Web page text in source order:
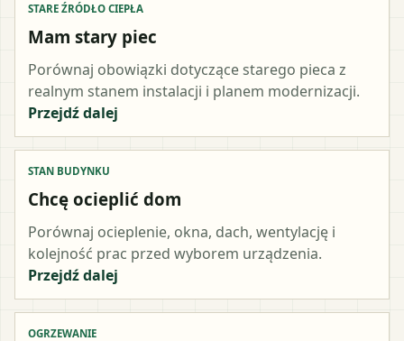
STARE ŹRÓDŁO CIEPŁA
Mam stary piec
Porównaj obowiązki dotyczące starego pieca z
realnym stanem instalacji i planem modernizacji.
Przejdź dalej
STAN BUDYNKU
Chcę ocieplić dom
Porównaj ocieplenie, okna, dach, wentylację i
kolejność prac przed wyborem urządzenia.
Przejdź dalej
OGRZEWANIE